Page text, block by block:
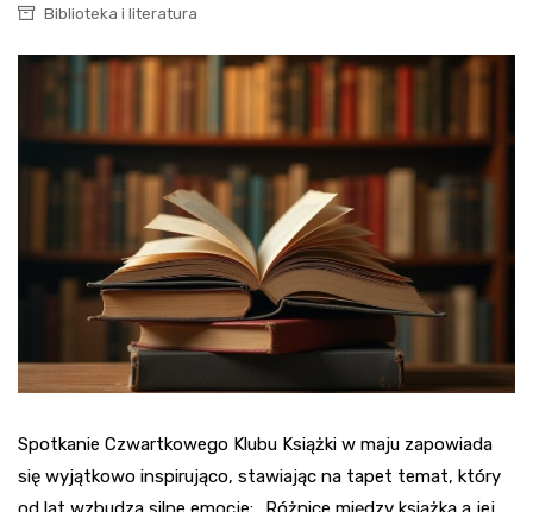
Biblioteka i literatura
Spotkanie Czwartkowego Klubu Książki w maju zapowiada
się wyjątkowo inspirująco, stawiając na tapet temat, który